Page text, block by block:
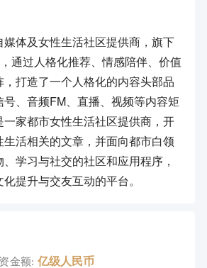
体及女性生活社区提供商，旗下
通过人格化推荐、情感陪伴、价值
打造了一个人格化的内容头部品
、音频FM、直播、视频等内容矩
家都市女性生活社区提供商，开
活相关的文章，并面向都市白领
学习与社交的社区和应用程序，
提升与交友互动的平台。
金额: 亿级人民币